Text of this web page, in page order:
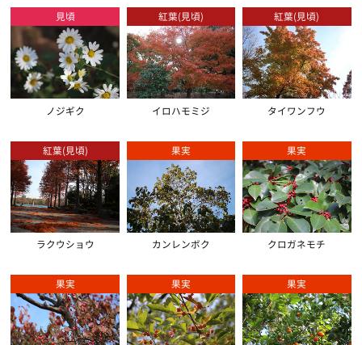
見頃
ノジギク
紅葉(見頃)
イロハモミジ
紅葉(見頃)
タイワンフウ
紅葉(見頃)
ラクウショウ
果実
カンレンボク
果実
クロガネモチ
果実 果実 果実